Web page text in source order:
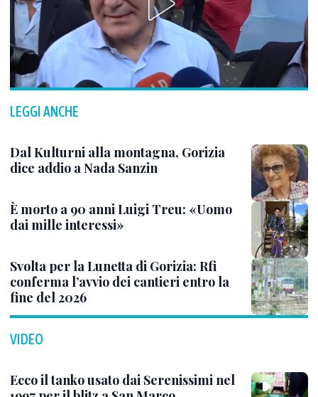
LEGGI ANCHE
Dal Kulturni alla montagna, Gorizia
dice addio a Nada Sanzin
È morto a 90 anni Luigi Treu: «Uomo
dai mille interessi»
Svolta per la Lunetta di Gorizia: Rfi
conferma l’avvio dei cantieri entro la
fine del 2026
VIDEO
Ecco il tanko usato dai Serenissimi nel